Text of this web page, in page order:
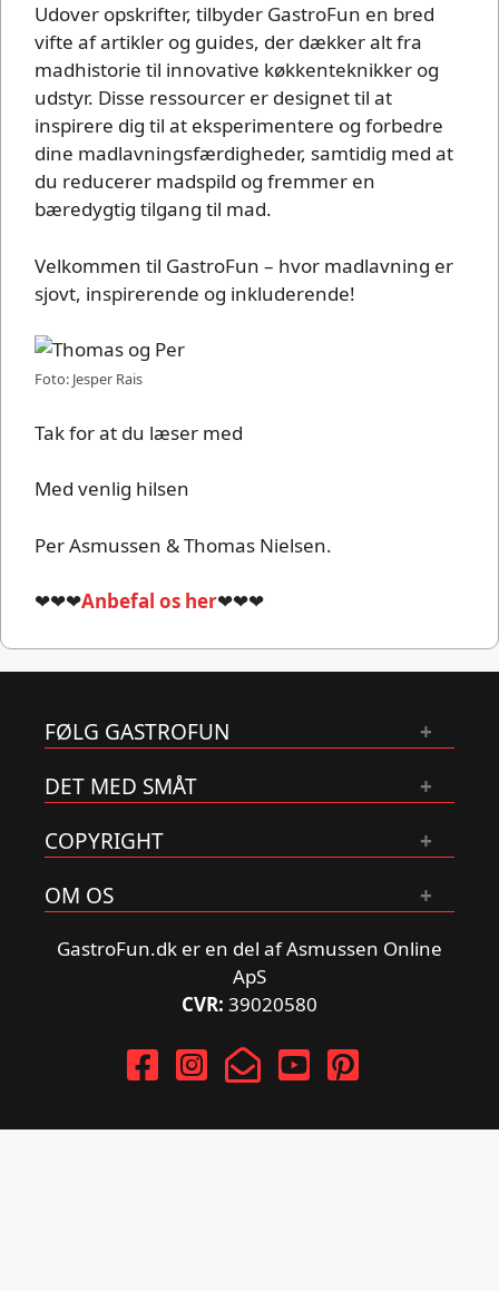
Udover opskrifter, tilbyder GastroFun en bred
vifte af artikler og guides, der dækker alt fra
madhistorie til innovative køkkenteknikker og
udstyr. Disse ressourcer er designet til at
inspirere dig til at eksperimentere og forbedre
dine madlavningsfærdigheder, samtidig med at
du reducerer madspild og fremmer en
bæredygtig tilgang til mad.
Velkommen til GastroFun – hvor madlavning er
sjovt, inspirerende og inkluderende!
Foto: Jesper Rais
Tak for at du læser med
Med venlig hilsen
Per Asmussen & Thomas Nielsen.
❤❤❤Anbefal os her❤❤❤
FØLG GASTROFUN
DET MED SMÅT
COPYRIGHT
OM OS
GastroFun.dk er en del af Asmussen Online
ApS
CVR: 39020580